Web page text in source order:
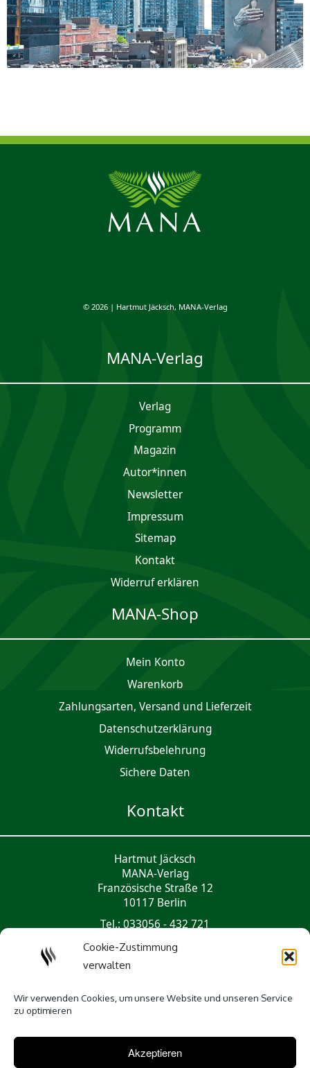
Cookie-Zustimmung
verwalten
Wir verwenden Cookies, um unsere Website und unseren Service
zu optimieren
Akzeptieren
© 2026 | Hartmut Jäcksch, MANA-Verlag
MANA-Verlag
Verlag
Programm
Magazin
Autor*innen
Newsletter
Impres­sum
Sitemap
Kontakt
Widerruf erklären
MANA-Shop
Mein Konto
Waren­korb
Zahlungsarten, Versand und Lieferzeit
Daten­schutz­er­klärung
Widerrufsbelehrung
Sichere Daten
Kontakt
Hartmut Jäcksch
MANA-Verlag
Französische Straße 12
10117 Berlin
Tel.: 033056 - 432 721
Social Media